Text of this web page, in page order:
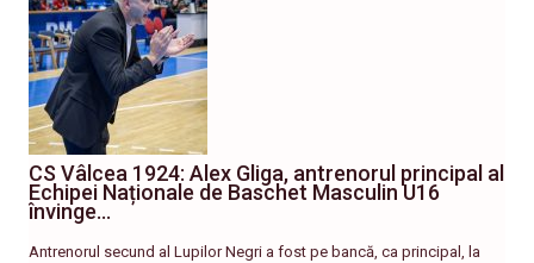
CS Vâlcea 1924: Alex Gliga, antrenorul principal al
Echipei Naționale de Baschet Masculin U16
învinge…
Antrenorul secund al Lupilor Negri a fost pe bancă, ca principal, la